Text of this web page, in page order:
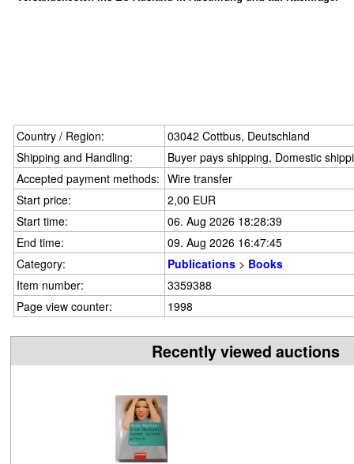
Country / Region:
03042 Cottbus, Deutschland
Shipping and Handling:
Buyer pays shipping, Domestic
Accepted payment methods: Wire transfer
Start price:
2,00 EUR
Start time:
06. Aug 2026 18:28:39
End time:
09. Aug 2026 16:47:45
Category:
Publications > Books
Item number:
3359388
Page view counter:
1998
Recently viewed auctions